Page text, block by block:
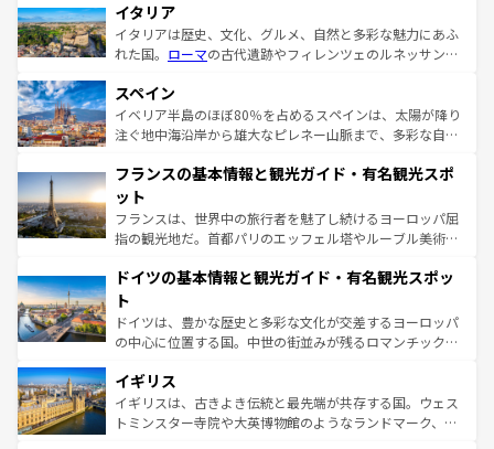
イタリア
イタリアは歴史、文化、グルメ、自然と多彩な魅力にあふ
れた国。 ローマの古代遺跡やフィレンツェのルネッサンス
ろん、トスカーナの美しい田園風景やアマルフィ海岸の絶
景など、自然景観も見逃せない。観光の合間には、本場の
ピザやパスタなど、絶品のイタリア料理を堪能することも
ませてくれるイタリアで、忘れられない旅をしてみよう！
なお、新着のイタリア情報は
しい。
スペイン
イベリア半島のほぼ80％を占めるスペインは、太陽が降り
注ぐ地中海沿岸から雄大なピレネー山脈まで、多彩な自然
文化が根付くこの国では、情熱的なフラメンコ、熱気あふ
れる闘牛、そして美味しいタパスが生活の一部となってい
る。首都マドリードの洗練された雰囲気や、バルセロナの
アートに溢れた街角から、地方では古代ローマ遺跡や中世
せる。地方によって風土や気候が異なるスペインはその個
ンテンツ一覧 を参照してほしい。
フランスの基本情報と観光ガイド・有名観光スポ
ット
フランスは、世界中の旅行者を魅了し続けるヨーロッパ屈
指の観光地だ。首都パリのエッフェル塔やルーブル美術館
で、幅広い魅力が詰まっている。華麗な宮殿、歴史的な大
聖堂、美しいビーチ、そして豊かな自然が、訪れる者を心
から魅了する。また、フランスは美食の国としても知ら
れ、フランス料理はユネスコ無形文化遺産にも登録されて
香り高いラベンダー畑など、多彩な楽しみ方が可能だ。さ
らに、パリ以外の地域にも魅力が溢れており、どの街角に
も豊かな歴史と文化が息づいている。パリ以外の個性あふ
ドイツの基本情報と観光ガイド・有名観光スポッ
ト
ドイツは、豊かな歴史と多彩な文化が交差するヨーロッパ
の中心に位置する国。中世の街並みが残るロマンチック街
顔を持つこの国は、どこを歩いても飽きることがない。ベ
ルリンの文化的活気、バイエルン州のアルプスの絶景、そ
してライン川沿いのワイン畑といった風景は必見。ビール
イギリス
イギリスは、古きよき伝統と最先端が共存する国。ウェス
トミンスター寺院や大英博物館のようなランドマーク、歴